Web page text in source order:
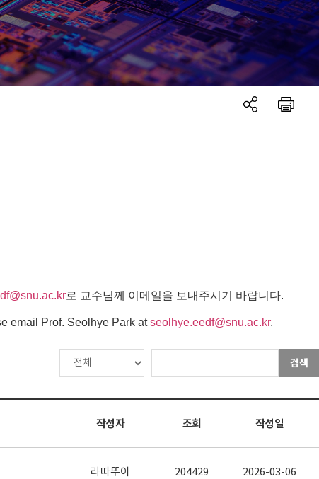
로 교수님께 이메일을 보내주시기 바랍니다.
email Prof. Seolhye Park atseolhye.eedf@snu.ac.kr.
검색
작성자 조회 작성일
라따뚜이 204429 2026-03-06